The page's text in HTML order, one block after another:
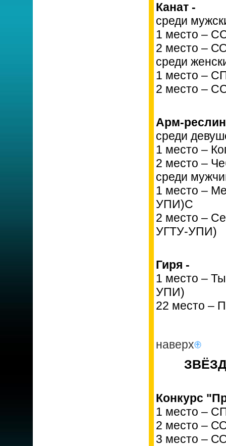
Канат -
среди
1 место –
2 место –
среди
1 место –
2 место –
Арм-
среди
1 место –
2 место –
среди
1 место –
УПИ)С
2 место –
УГТУ-УПИ)
Гиря -
1 место –
УПИ)
22 место –
наверх
Конкурс
1 место –
2 место –
3 место –